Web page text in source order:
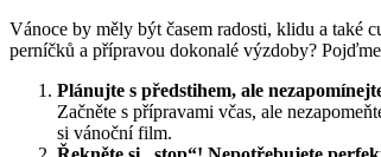
Vánoce by měly být časem radosti, klidu a také
perníčků a přípravou dokonalé výzdoby?
Plánujte s předstihem, ale
Začněte s přípravami včas, ale
si vánoční film.